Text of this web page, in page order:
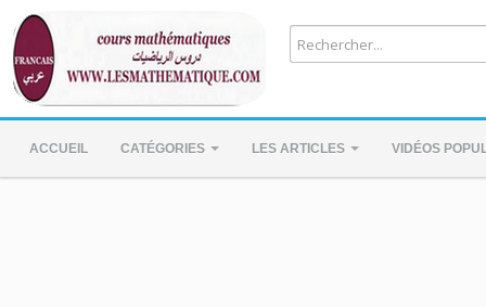
ACCUEIL CATÉGORIES LES ARTICLES VIDÉOS